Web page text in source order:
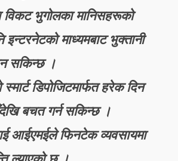
विकट भुगोलका मानिसहरूको
इन्टरनेटको माध्यमबाट भुक्तानी
सकिन्छ ।
डिपोजिटमार्फत हरेक दिन
बचत गर्न सकिन्छ ।
आईएमईले फिनटेक व्यवसायमा